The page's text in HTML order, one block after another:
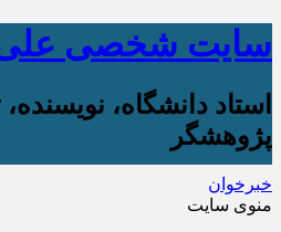
سایت شخصی
استاد دانشگاه،
پژوهشگر
خبرخوان
منوی سایت